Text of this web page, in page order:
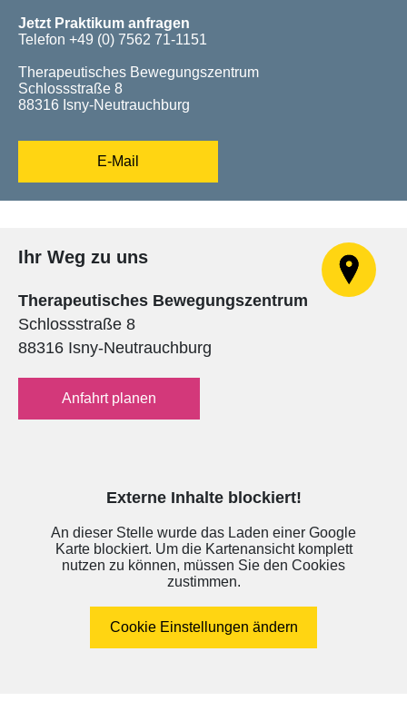
Jetzt Praktikum anfragen
Telefon +49 (0) 7562 71-1151
Therapeutisches Bewegungszentrum
Schlossstraße 8
88316 Isny-Neutrauchburg
E-Mail
Ihr Weg zu uns
Therapeutisches Bewegungszentrum
Schlossstraße 8
88316 Isny-Neutrauchburg
Anfahrt planen
Externe Inhalte blockiert!
An dieser Stelle wurde das Laden einer Google
Karte blockiert. Um die Kartenansicht komplett
nutzen zu können, müssen Sie den Cookies
zustimmen.
Cookie Einstellungen ändern